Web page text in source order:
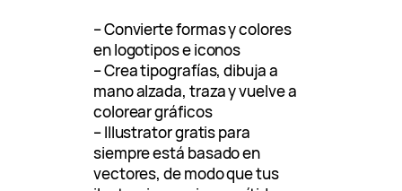
– Convierte formas y colores
en logotipos e iconos
– Crea tipografías, dibuja a
mano alzada, traza y vuelve a
colorear gráficos
– Illustrator gratis para
siempre está basado en
vectores, de modo que tus